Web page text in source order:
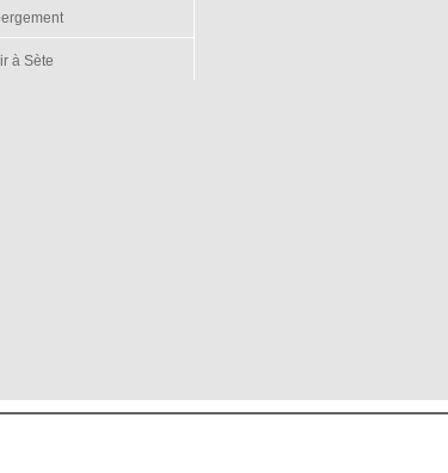
à Sète